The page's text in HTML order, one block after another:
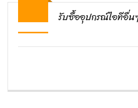
รับซื้ออุปกรณ์ไอทีอื่น